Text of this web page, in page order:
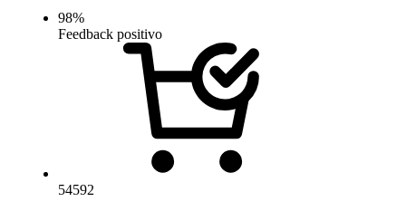
98%
Feedback positivo
54592